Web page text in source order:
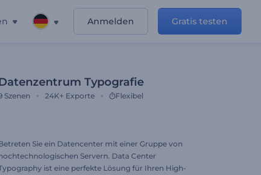
Anmelden Gratis testen
Typografie
Szenen 24K+ Exporte Flexibel
Sie ein Datencenter mit einer Gruppe von
Servern. Data Center
ist eine perfekte Lösung für Ihren High-